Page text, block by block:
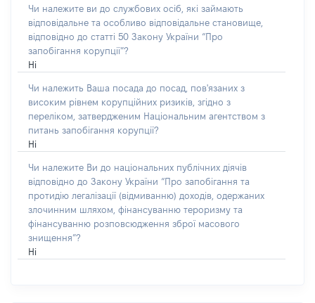
Чи належите ви до службових осіб, які займають
відповідальне та особливо відповідальне становище,
відповідно до статті 50 Закону України “Про
запобігання корупції”?
Ні
Чи належить Ваша посада до посад, пов'язаних з
високим рівнем корупційних ризиків, згідно з
переліком, затвердженим Національним агентством з
питань запобігання корупції?
Ні
Чи належите Ви до національних публічних діячів
відповідно до Закону України “Про запобігання та
протидію легалізації (відмиванню) доходів, одержаних
злочинним шляхом, фінансуванню тероризму та
фінансуванню розповсюдження зброї масового
знищення”?
Ні